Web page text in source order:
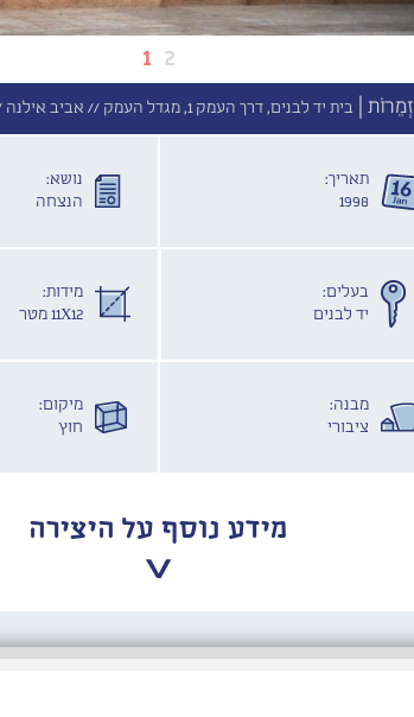
1 2
| בית יד לבנים, דרך העמק 1, מגדל העמק // אביב אילנה
תאריך:
1998
נושא:
הנצחה
בעלים:
יד לבנים
מידות:
11X12 מטר
מבנה:
ציבורי
מיקום:
חוץ
מידע נוסף על היצירה